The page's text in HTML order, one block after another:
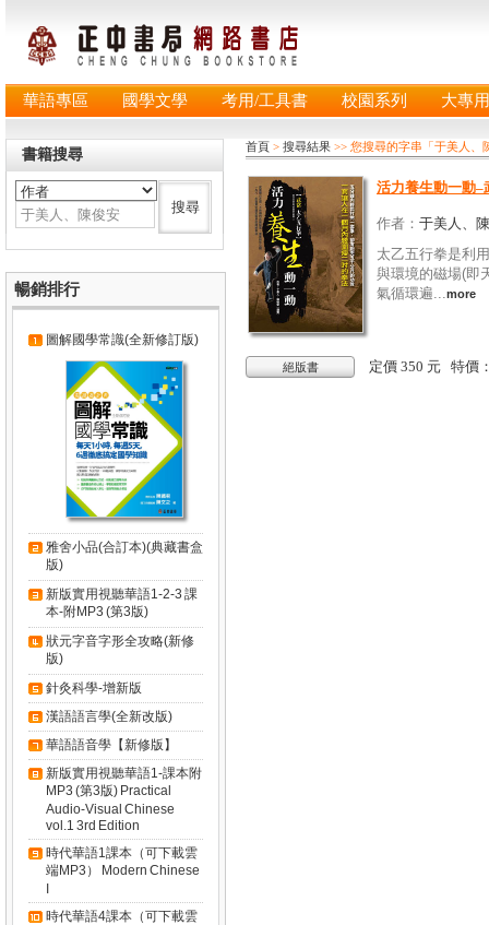
華語專區 國學文學 考用/工具書 校園系列 大專
首頁 > 搜尋結果 >> 您搜尋的字串「于美人、
活力養生動一動–
作者： 于美人、
太乙五行拳是利
與環境的磁場(即
氣循環遍...more
絕版書 定價 350 元 特價
書籍搜尋
暢銷排行
圖解國學常識(全新修訂版)
雅舍小品(合訂本)(典藏書盒
版)
新版實用視聽華語1-2-3 課
本-附MP3 (第3版)
狀元字音字形全攻略(新修
版)
針灸科學-增新版
漢語語言學(全新改版)
華語語音學【新修版】
新版實用視聽華語1-課本附
MP3 (第3版) Practical
Audio-Visual Chinese
vol.1 3rd Edition
時代華語1課本（可下載雲
端MP3） Modern Chinese
I
時代華語4課本（可下載雲